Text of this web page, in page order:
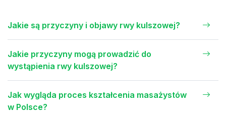
Jakie są przyczyny i objawy rwy kulszowej?
Jakie przyczyny mogą prowadzić do
wystąpienia rwy kulszowej?
Jak wygląda proces kształcenia masażystów
w Polsce?